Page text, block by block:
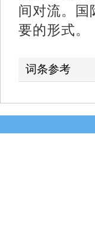
间对流。国
要的形式。
词条参考